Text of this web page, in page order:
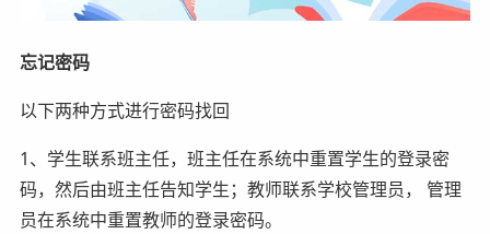
忘记密码
以下两种方式进行密码找回
1、学生联系班主任，班主任在系统中重置学生的登录密
码，然后由班主任告知学生；教师联系学校管理员， 管理
员在系统中重置教师的登录密码。